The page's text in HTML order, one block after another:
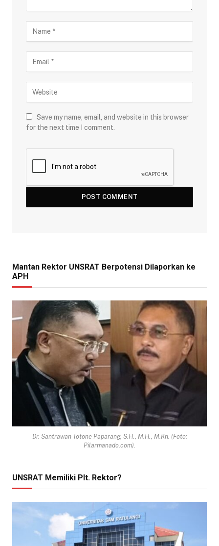
Save my name, email, and website in this browser
for the next time I comment.
Mantan Rektor UNSRAT Berpotensi Dilaporkan ke
APH
Dr. Santrawan Totone Paparang, S.H., M.H., M.Kn. (Foto:
Pilarmanado.com).
UNSRAT Memiliki Plt. Rektor?